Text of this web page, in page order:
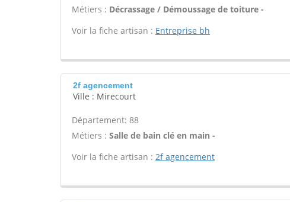
Métiers : Décrassage / Démoussage de toiture -
Voir la fiche artisan : Entreprise bh
2f agencement
Ville : Mirecourt
Département: 88
Métiers : Salle de bain clé en main -
Voir la fiche artisan : 2f agencement